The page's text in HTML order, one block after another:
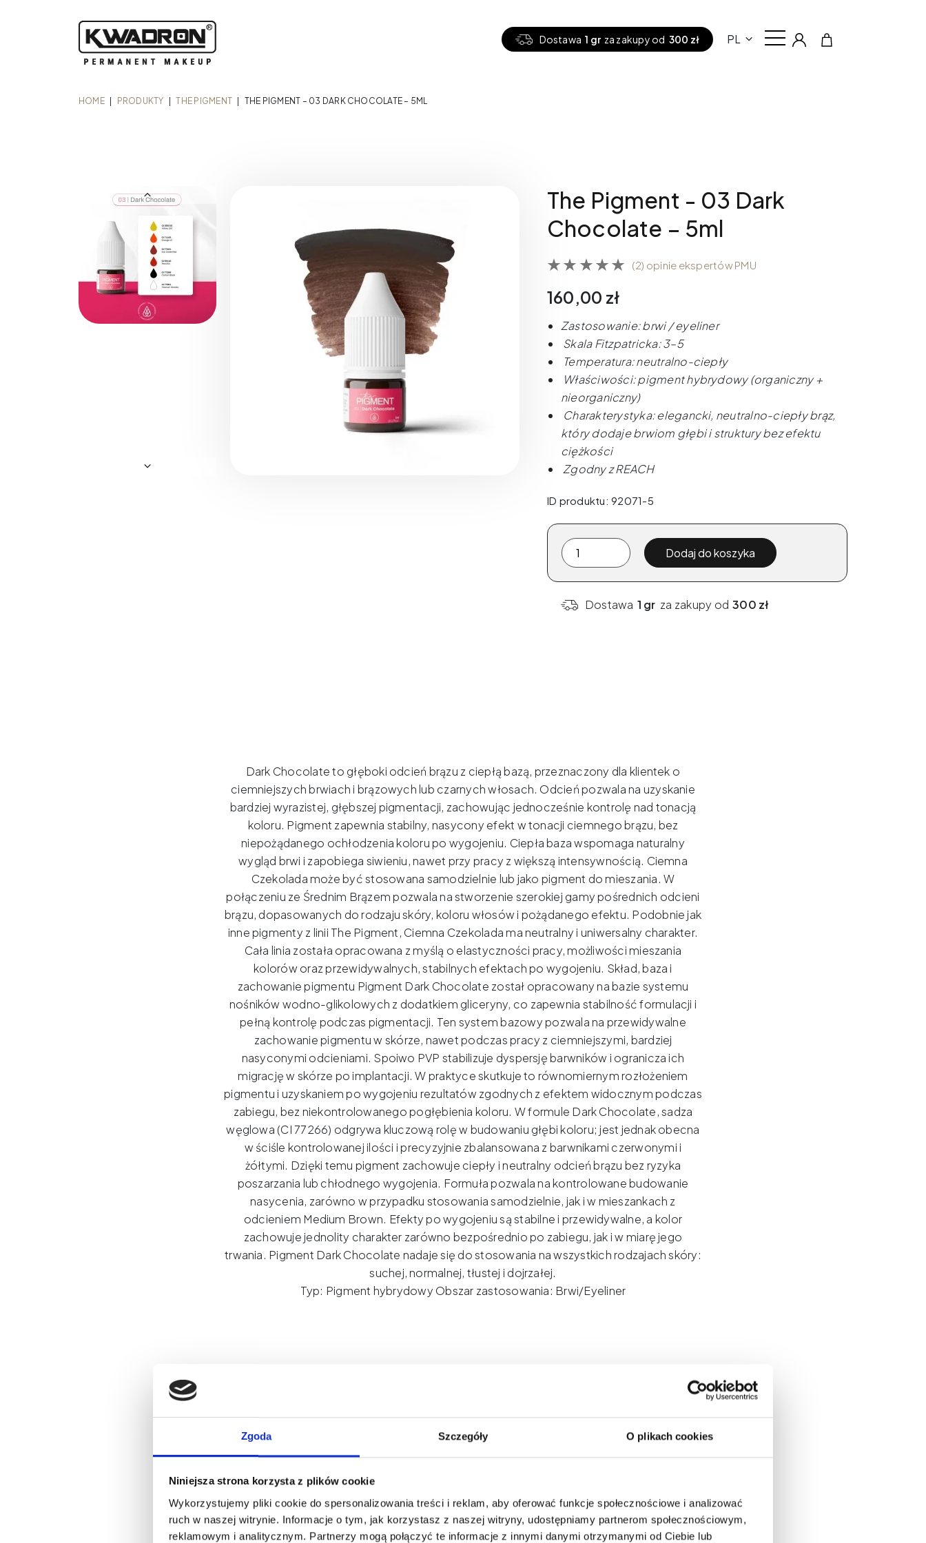
Zgoda Szczegóły O plikach cookies
Niniejsza strona korzysta z plików cookie
Wykorzystujemy pliki cookie do spersonalizowania treści i reklam, aby oferować funkcje społecznościowe i analizować
ruch w naszej witrynie. Informacje o tym, jak korzystasz z naszej witryny, udostępniamy partnerom społecznościowym,
reklamowym i analitycznym. Partnerzy mogą połączyć te informacje z innymi danymi otrzymanymi od Ciebie lub
Dostawa 1 grza zakupy od 300 zł PL
HOME PRODUKTY THE PIGMENT THE PIGMENT – 03 DARK CHOCOLATE – 5ML
The Pigment - 03 Dark
Chocolate – 5ml
(2) opinie ekspertów PMU
160,00 zł
Zastosowanie: brwi / eyeliner
Skala Fitzpatricka: 3–5
Temperatura: neutralno-ciepły
Właściwości: pigment hybrydowy (organiczny +
nieorganiczny)
Charakterystyka: elegancki, neutralno-ciepły brąz,
który dodaje brwiom głębi i struktury bez efektu
ciężkości
Zgodny z REACH
ID produktu: 92071-5
ilość
The
Pigment
-
Dodaj do koszyka
Dostawa 1 gr za zakupy od 300 zł
Dark Chocolate to głęboki odcień brązu z ciepłą bazą, przeznaczony dla klientek o
ciemniejszych brwiach i brązowych lub czarnych włosach. Odcień pozwala na uzyskanie
bardziej wyrazistej, głębszej pigmentacji, zachowując jednocześnie kontrolę nad tonacją
koloru. Pigment zapewnia stabilny, nasycony efekt w tonacji ciemnego brązu, bez
niepożądanego ochłodzenia koloru po wygojeniu. Ciepła baza wspomaga naturalny
wygląd brwi i zapobiega siwieniu, nawet przy pracy z większą intensywnością. Ciemna
Czekolada może być stosowana samodzielnie lub jako pigment do mieszania. W
połączeniu ze Średnim Brązem pozwala na stworzenie szerokiej gamy pośrednich odcieni
brązu, dopasowanych do rodzaju skóry, koloru włosów i pożądanego efektu. Podobnie jak
inne pigmenty z linii The Pigment, Ciemna Czekolada ma neutralny i uniwersalny charakter.
Cała linia została opracowana z myślą o elastyczności pracy, możliwości mieszania
kolorów oraz przewidywalnych, stabilnych efektach po wygojeniu. Skład, baza i
zachowanie pigmentu Pigment Dark Chocolate został opracowany na bazie systemu
nośników wodno-glikolowych z dodatkiem gliceryny, co zapewnia stabilność formulacji i
pełną kontrolę podczas pigmentacji. Ten system bazowy pozwala na przewidywalne
zachowanie pigmentu w skórze, nawet podczas pracy z ciemniejszymi, bardziej
nasyconymi odcieniami. Spoiwo PVP stabilizuje dyspersję barwników i ogranicza ich
migrację w skórze po implantacji. W praktyce skutkuje to równomiernym rozłożeniem
pigmentu i uzyskaniem po wygojeniu rezultatów zgodnych z efektem widocznym podczas
zabiegu, bez niekontrolowanego pogłębienia koloru. W formule Dark Chocolate, sadza
węglowa (CI 77266) odgrywa kluczową rolę w budowaniu głębi koloru; jest jednak obecna
w ściśle kontrolowanej ilości i precyzyjnie zbalansowana z barwnikami czerwonymi i
żółtymi. Dzięki temu pigment zachowuje ciepły i neutralny odcień brązu bez ryzyka
poszarzania lub chłodnego wygojenia. Formuła pozwala na kontrolowane budowanie
nasycenia, zarówno w przypadku stosowania samodzielnie, jak i w mieszankach z
odcieniem Medium Brown. Efekty po wygojeniu są stabilne i przewidywalne, a kolor
zachowuje jednolity charakter zarówno bezpośrednio po zabiegu, jak i w miarę jego
trwania. Pigment Dark Chocolate nadaje się do stosowania na wszystkich rodzajach skóry:
suchej, normalnej, tłustej i dojrzałej.
Typ: Pigment hybrydowy Obszar zastosowania: Brwi/Eyeliner
THE PIGMENT
MistrzostwoKoloru.Profesjonalizm,KtóryWidać.
THE PIGMENT to linia pigmentów stworzona dla artystów PMU, którzy oczekują najwyższej
precyzji, stabilności i efektów, które zostają. To więcej niż kolor - to doświadczenie,
bezpieczeństwo i jakość, które budują zaufanie Twoich klientek.